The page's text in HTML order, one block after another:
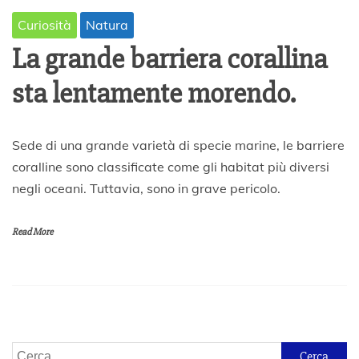
Curiosità Natura
La grande barriera corallina
sta lentamente morendo.
1
p
r
e
Sede di una grande varietà di specie marine, le barriere
coralline sono classificate come gli habitat più diversi
negli oceani. Tuttavia, sono in grave pericolo.
Read More
Ricerca